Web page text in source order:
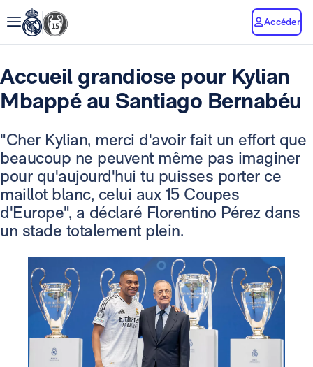
Accéder
Accueil grandiose pour Kylian
Mbappé au Santiago Bernabéu
"Cher Kylian, merci d'avoir fait un effort que
beaucoup ne peuvent même pas imaginer
pour qu'aujourd'hui tu puisses porter ce
maillot blanc, celui aux 15 Coupes
d'Europe", a déclaré Florentino Pérez dans
un stade totalement plein.